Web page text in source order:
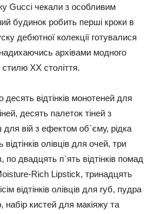
Gucci чекали з особливим
будинок робить перші кроки в
дебютної колекції готувалися
архівами модного
XX століття.
десять відтінків монотеней для
десять палеток тіней з
для вій з ефектом об`єму, рідка
олівців для очей, три
по двадцять п`ять відтінків помад
Rich Lipstick, тринадцять
відтінків олівців для губ, пудра
кистей для макіяжу та